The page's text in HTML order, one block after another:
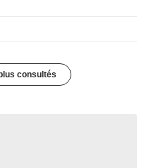
consultés